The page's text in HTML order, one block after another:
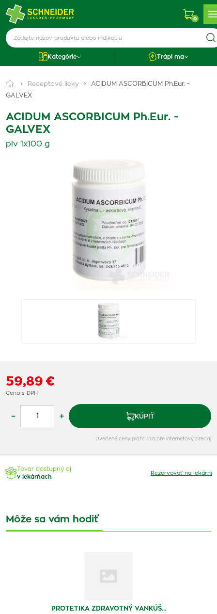
0
Kategórie Trápi ma
Receptové lieky
ACIDUM ASCORBICUM Ph.Eur. -
GALVEX
ACIDUM ASCORBICUM Ph.Eur. -
GALVEX
plv 1x100 g
59,89 €
Cena s DPH
– + KÚPIŤ
Uvedené ceny platia iba pre internetový predaj
Tovar dostupný aj
v lekárňach
Rezervovať na lekárni
Môže sa vám hodiť
PROTETIKA ZDRAVOTNÝ VANKÚŠ…